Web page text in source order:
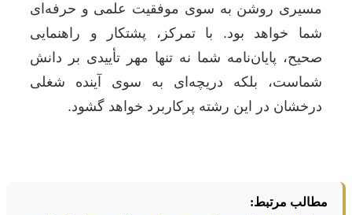
مسیری روشن به سوی موفقیت علمی و حرفه‌ای
شما خواهد بود. با تمرکز، پشتکار و راهنمایی
صحیح، پایان‌نامه شما نه تنها مهر تأییدی بر دانش
شماست، بلکه دریچه‌ای به سوی آینده شغلی
درخشان در این رشته پرکاربرد خواهد گشود.
مطالب مرتبط: